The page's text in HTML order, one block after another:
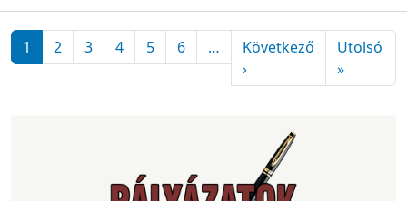
Oldalszámozás
1 2 3 4 5 6 …
Következő
›Következő oldal
Utolsó
»Utolsó